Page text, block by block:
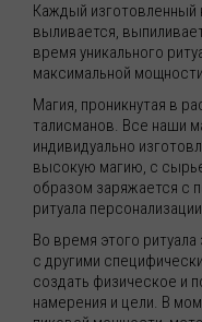
Каждый изготовленный
выливается,
время уникального
максимальной мощности
Магия, проникнутая в
талисманов. Все наши
индивидуально
высокую магию, с
образом заряжается с
ритуала
Во время этого
с другими
создать физическое и
намерения и цели. В